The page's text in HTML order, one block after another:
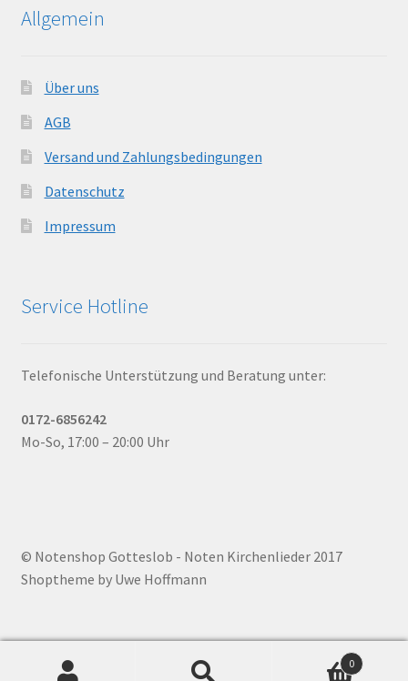
Allgemein
Über uns
AGB
Versand und Zahlungsbedingungen
Datenschutz
Impressum
Service Hotline
Telefonische Unterstützung und Beratung unter:
0172-6856242
Mo-So, 17:00 – 20:00 Uhr
© Notenshop Gotteslob - Noten Kirchenlieder 2017
Shoptheme by Uwe Hoffmann
0